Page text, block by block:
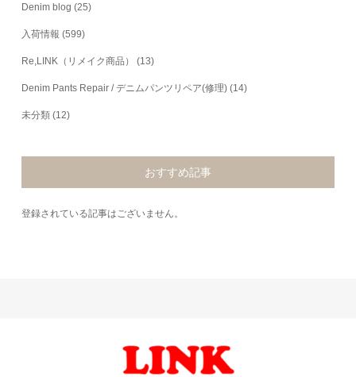
Denim blog (25)
入荷情報 (599)
Re,LINK（リメイク商品） (13)
Denim Pants Repair / デニムパンツリペア(修理) (14)
未分類 (12)
おすすめ記事
登録されている記事はございません。